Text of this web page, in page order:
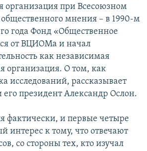
организация при Всесоюзном
мнения – в 1990-м
года Фонд «Общественное
от ВЦИОМа и начал
как независимая
организация. О том, как
исследований, рассказывает
президент Александр Ослон.
фактически, и первые четыре
интерес к тому, что отвечают
со стороны тех, кто изучал